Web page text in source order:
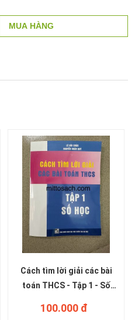
Cách tìm lời giải các bài
toán THCS - Tập 1 - Số
100.000 đ